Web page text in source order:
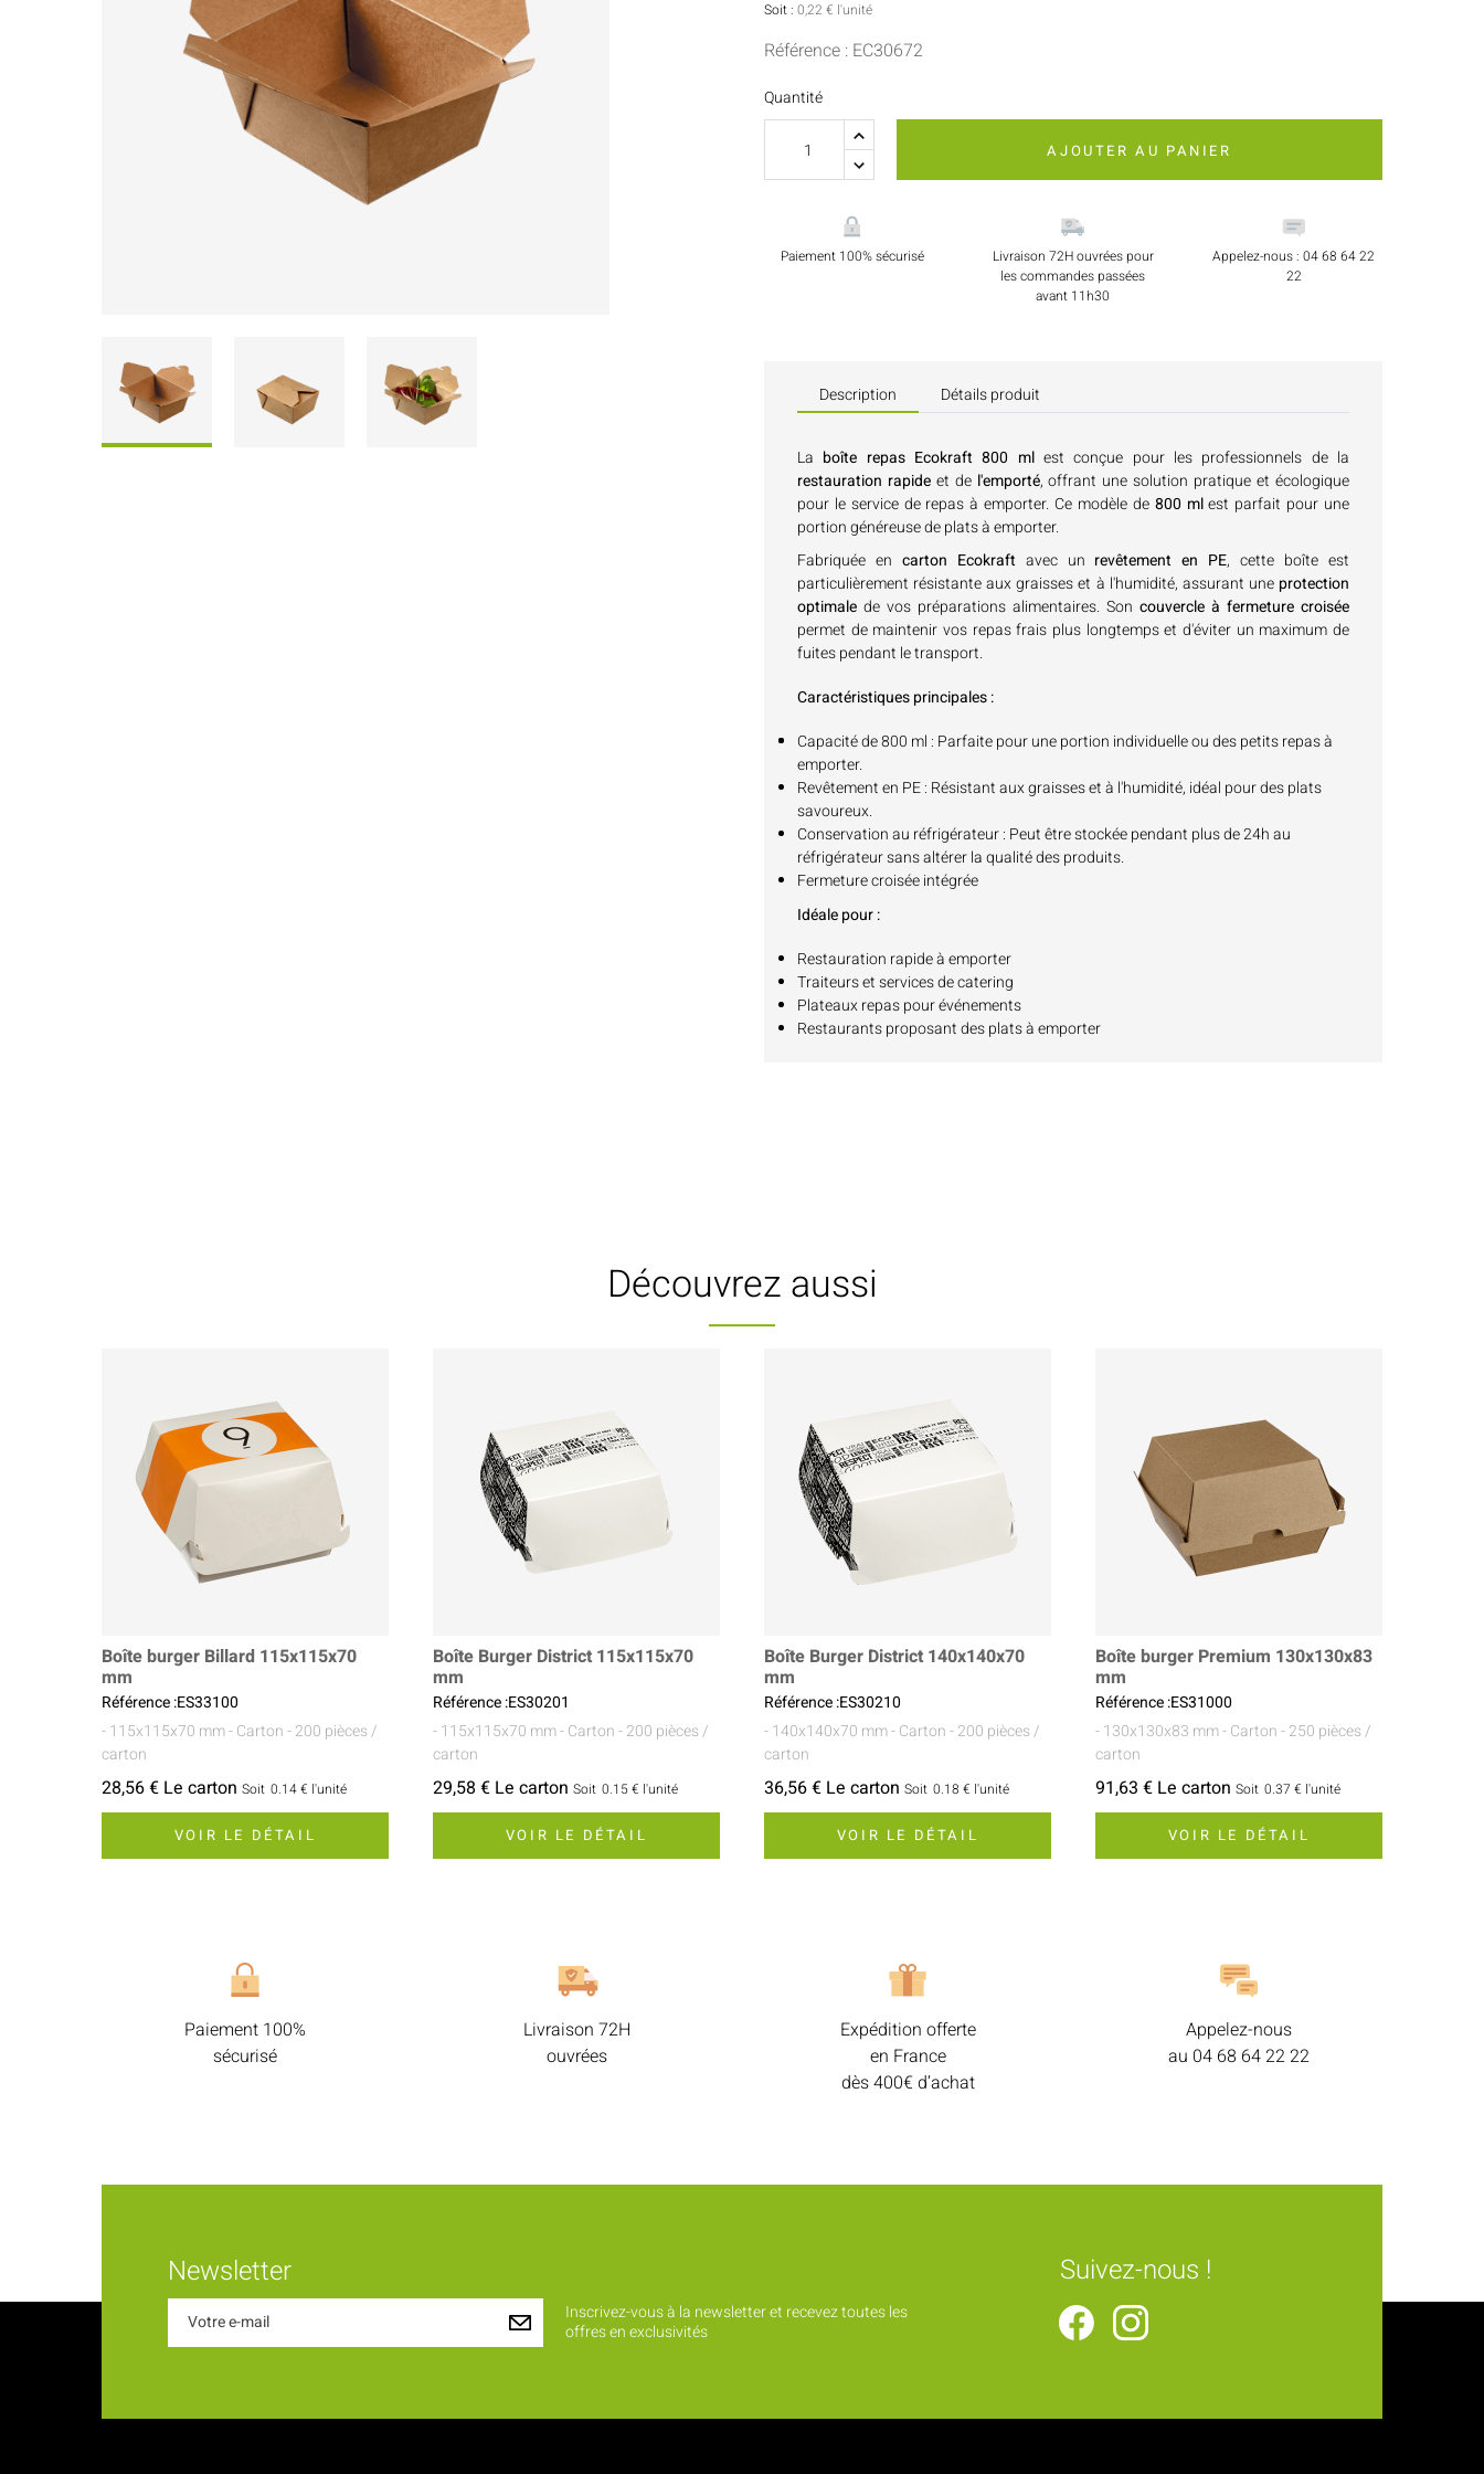
Coffrets À Partager Sauces Et Condiments
Nappes Et Serviettes
Flacons Et Bouteilles
Soit : 0,22 € l'unité
Référence : EC30672
Quantité
AJOUTER AU PANIER
Paiement 100% sécurisé
Livraison 72H ouvrées pour
les commandes passées
avant 11h30
Appelez-nous : 04 68 64 22
22
Description Détails produit
La boîte repas Ecokraft 800 mlest conçue pour les professionnels de la
restauration rapideet de l'emporté, offrant une solution pratique et écologique
pour le service de repas à emporter. Ce modèle de 800 mlest parfait pour une
portion généreuse de plats à emporter.
Fabriquée en carton Ecokraft avec un revêtement en PE, cette boîte est
particulièrement résistante aux graisses et à l'humidité, assurant une protection
optimalede vos préparations alimentaires. Son couvercle à fermeture croisée
permet de maintenir vos repas frais plus longtemps et d'éviter un maximum de
fuites pendant le transport.
Caractéristiques principales :
Capacité de 800 ml : Parfaite pour une portion individuelle ou des petits repas à
emporter.
Revêtement en PE: Résistant aux graisses et à l'humidité, idéal pour des plats
savoureux.
Conservation au réfrigérateur: Peut être stockée pendant plus de 24h au
réfrigérateur sans altérer la qualité des produits.
Fermeture croisée intégrée
Idéale pour :
Restauration rapide à emporter
Traiteurs et services de catering
Plateaux repas pour événements
Restaurants proposant des plats à emporter
Découvrez aussi
Boîte burger Billard 115x115x70
mm
Référence :ES33100
- 115x115x70 mm- Carton- 200 pièces /
carton
28,56 € Le carton Soit 0.14 € l'unité
VOIR LE DÉTAIL
Boîte Burger District 115x115x70
mm
Référence :ES30201
- 115x115x70 mm- Carton- 200 pièces /
carton
29,58 € Le carton Soit 0.15 € l'unité
VOIR LE DÉTAIL
Boîte Burger District 140x140x70
mm
Référence :ES30210
- 140x140x70 mm- Carton- 200 pièces /
carton
36,56 € Le carton Soit 0.18 € l'unité
VOIR LE DÉTAIL
Boîte burger Premium 130x130x83
mm
Référence :ES31000
- 130x130x83 mm- Carton- 250 pièces /
carton
91,63 € Le carton Soit 0.37 € l'unité
VOIR LE DÉTAIL
Paiement 100%
sécurisé
Livraison 72H
ouvrées
Expédition offerte
en France
dès 400€ d’achat
Appelez-nous
au 04 68 64 22 22
Newsletter
Inscrivez-vous à la newsletter et recevez toutes les
offres en exclusivités
Suivez-nous !